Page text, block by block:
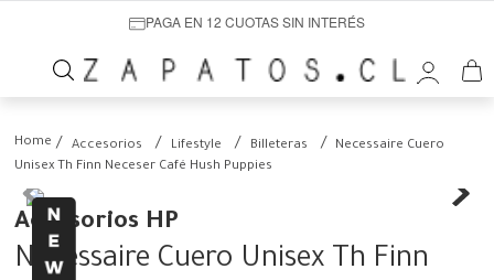
PAGA EN 12 CUOTAS SIN INTERÉS
Accesorios Lifestyle Billeteras
Necessaire Cuero
Unisex Th Finn Neceser Café Hush Puppies
Accesorios HP
Necessaire Cuero Unisex Th Finn